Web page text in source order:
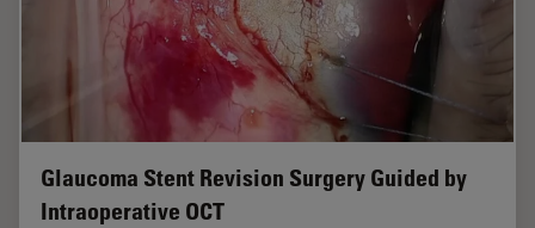
Glaucoma Stent Revision Surgery Guided by
Intraoperative OCT